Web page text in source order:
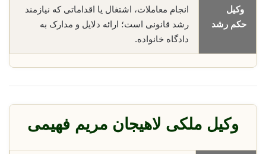
وکیل
حکم رشد
انجام معاملات، اشتغال یا اقداماتی که نیازمند
رشد قانونی است؛ ارائه دلایل و مدارک به
دادگاه خانواده.
وکیل ملکی لاهیجان مریم فهیمی